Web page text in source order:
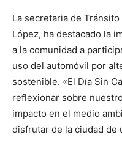
La secretaria de
López, ha destacado la
a la comunidad a
uso del automóvil por
sostenible. «El Día Sin
reflexionar sobre
impacto en el medio
disfrutar de la ciudad de